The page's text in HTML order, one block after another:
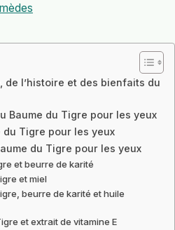
de l’histoire et des bienfaits du
Baume du Tigre pour les yeux
du Tigre pour les yeux
du Tigre pour les yeux
et beurre de karité
et miel
beurre de karité et huile
et extrait de vitamine E